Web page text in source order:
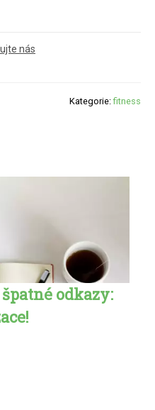
nás
Kategorie:fitness
odkazy: